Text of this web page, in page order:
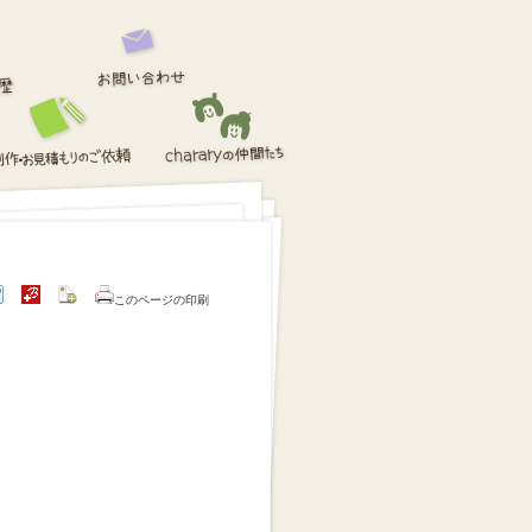
このページの印刷